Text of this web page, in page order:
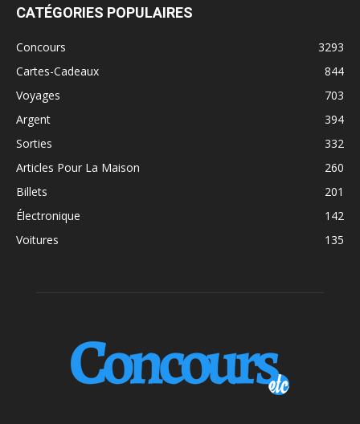
CATÉGORIES POPULAIRES
Concours
3293
Cartes-Cadeaux
844
Voyages
703
Argent
394
Sorties
332
Articles Pour La Maison
260
Billets
201
Électronique
142
Voitures
135